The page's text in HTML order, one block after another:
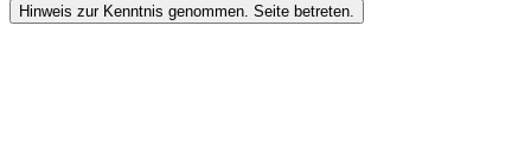
Hinweis zur Kenntnis genommen. Seite betreten.